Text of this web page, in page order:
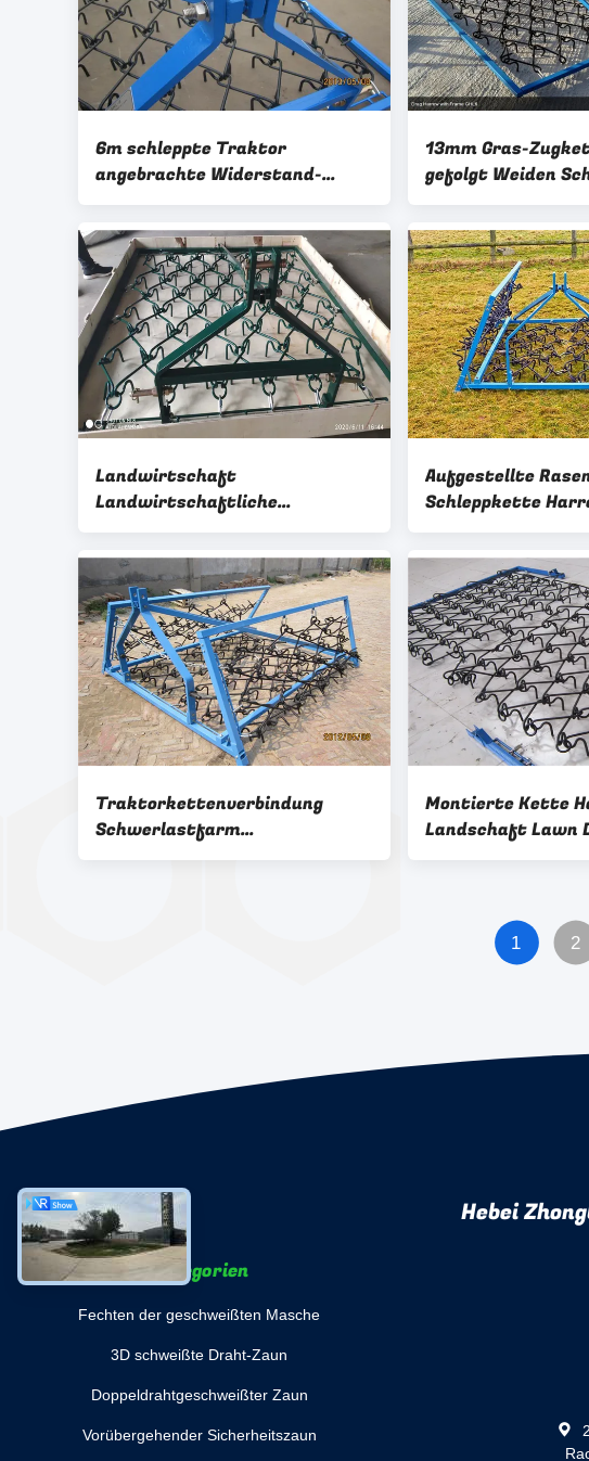
6m schleppte Traktor
angebrachte Widerstand-
Kettenegge Utv-Widerstand-
Egge
13mm Gras-
gefolgt Weiden
individuell
Landwirtschaft
Landwirtschaftliche
Ausrüstung Kette Drag Harrow
Heavy Duty ATV Drag Chain
Harrow
Aufgestellte
Schleppkette
2m Länge Ziehen
Harrow
Traktorkettenverbindung
Schwerlastfarm
Schleppschulen mit
Montierte Kette
Landschaft Lawn
ATV Rake mit 8'X4'
1 2
Hebei
Kategorien
Fechten der geschweißten Masche
3D schweißte Draht-Zaun
Doppeldrahtgeschweißter Zaun
Vorübergehender Sicherheitszaun